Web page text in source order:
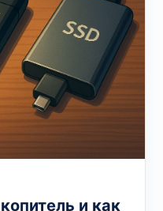
и как